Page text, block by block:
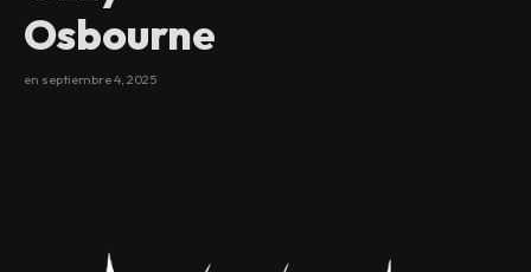
Osbourne
en septiembre 4, 2025